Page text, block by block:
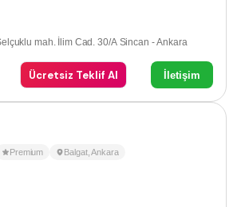
mah. İlim Cad. 30/A Sincan - Ankara
Ücretsiz Teklif Al İletişim
Premium Balgat,Ankara